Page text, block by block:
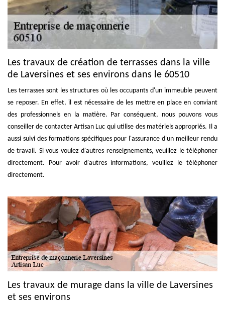
Les travaux de création de terrasses dans la ville
de Laversines et ses environs dans le 60510
Les terrasses sont les structures où les occupants d'un immeuble peuvent
se reposer. En effet, il est nécessaire de les mettre en place en conviant
des professionnels en la matière. Par conséquent, nous pouvons vous
conseiller de contacter Artisan Luc qui utilise des matériels appropriés. Il a
aussi suivi des formations spécifiques pour l'assurance d'un meilleur rendu
de travail. Si vous voulez d'autres renseignements, veuillez le téléphoner
directement. Pour avoir d'autres informations, veuillez le téléphoner
directement.
Les travaux de murage dans la ville de Laversines
et ses environs